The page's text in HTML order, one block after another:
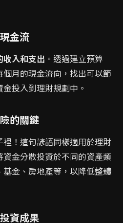
金流
收入和支出 。透過建立預算
月的現金流向，找出可以節
投入到理財規劃中。
的關鍵
！這句諺語同樣適用於理財
資金分散投資於不同的資產類
金、房地產等，以降低整體
資成果